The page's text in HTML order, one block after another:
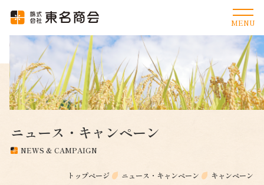
ニュース・キャンペーン
NEWS & CAMPAIGN
トップページ ニュース・キャンペーン キャンペーン